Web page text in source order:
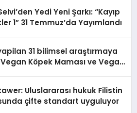
Yedi Yeni Şarkı: “Kayıp
1” 31 Temmuz’da Yayımlandı
31 bilimsel araştırmaya
Köpek Maması ve Vegan
Uluslararası hukuk Filistin
çifte standart uyguluyor